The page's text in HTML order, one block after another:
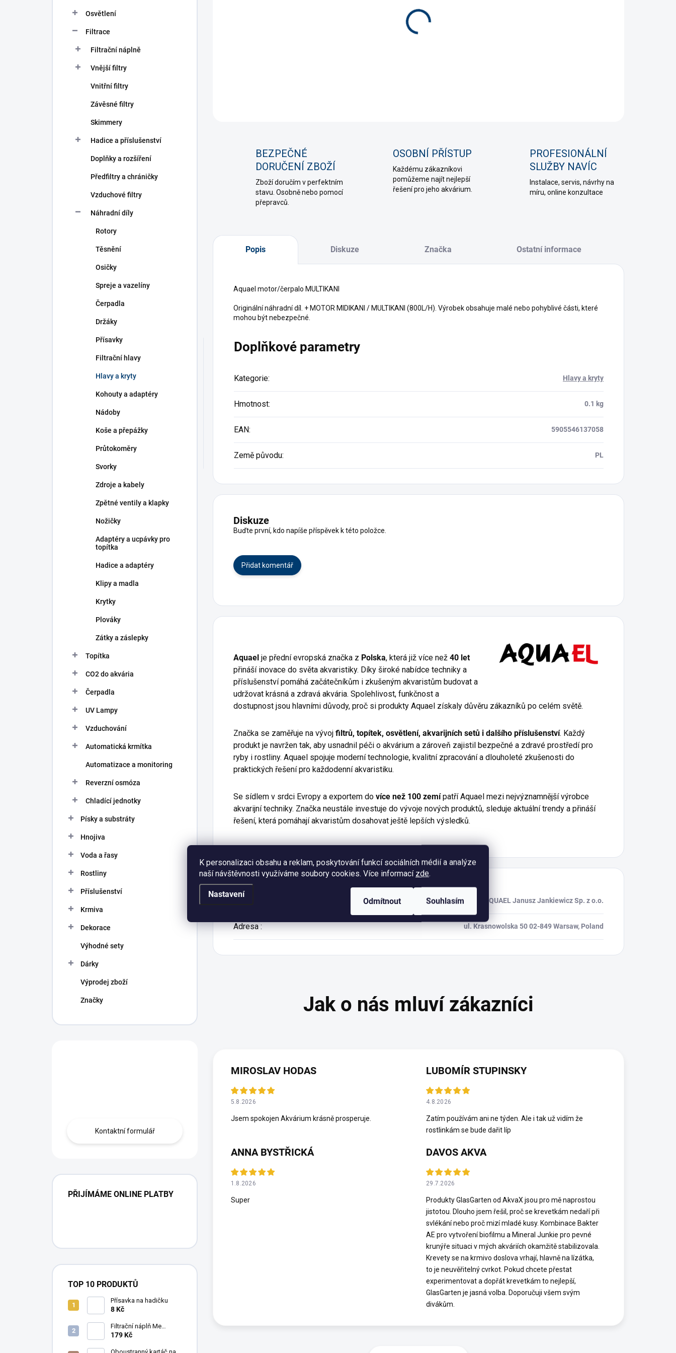
K personalizaci obsahu a reklam, poskytování funkcí sociálních médií a analýze
naší návštěvnosti využíváme soubory cookies. Více informací zde.
Nastavení
Odmítnout Souhlasím
Osvětlení
Filtrace
Filtrační náplně
Vnější filtry
Vnitřní filtry
Závěsné filtry
Skimmery
Hadice a příslušenství
Doplňky a rozšíření
Předfiltry a chráničky
Vzduchové filtry
Náhradní díly
Rotory
Těsnění
Osičky
Spreje a vazelíny
Čerpadla
Držáky
Přísavky
Filtrační hlavy
Hlavy a kryty
Kohouty a adaptéry
Nádoby
Koše a přepážky
Průtokoměry
Svorky
Zdroje a kabely
Zpětné ventily a klapky
Nožičky
Adaptéry a ucpávky pro
topítka
Hadice a adaptéry
Klipy a madla
Krytky
Plováky
Zátky a záslepky
Topítka
CO2 do akvária
Čerpadla
UV Lampy
Vzduchování
Automatická krmítka
Automatizace a monitoring
Reverzní osmóza
Chladící jednotky
Písky a substráty
Hnojiva
Voda a řasy
Rostliny
Příslušenství
Krmiva
Dekorace
Výhodné sety
Dárky
Výprodej zboží
Značky
Kontaktní formulář
PŘIJÍMÁME ONLINE PLATBY
TOP 10 PRODUKTŮ
Přísavka na hadičku
8 Kč
Filtrační náplň Me
Crystal Clear Resin, 30 g
179 Kč
BEZPEČNÉ
DORUČENÍ ZBOŽÍ
Zboží doručím v perfektním
stavu. Osobně nebo pomocí
přepravců.
OSOBNÍ PŘÍSTUP
Každému zákazníkovi
pomůžeme najít nejlepší
řešení pro jeho akvárium.
PROFESIONÁLNÍ
SLUŽBY NAVÍC
Instalace, servis, návrhy na
míru, online konzultace
Popis Diskuze Značka Ostatní informace
Aquael motor/čerpalo MULTIKANI
Originální náhradní díl. + MOTOR MIDIKANI / MULTIKANI (800L/H). Výrobek obsahuje malé nebo pohyblivé části, které
mohou být nebezpečné.
Doplňkové parametry
Kategorie: Hlavy a kryty
Hmotnost: 0.1 kg
EAN: 5905546137058
Země původu: PL
Diskuze
Buďte první, kdo napíše příspěvek k této položce.
Přidat komentář
Aquael je přední evropská značka z Polska, která již více než 40 let
přináší inovace do světa akvaristiky. Díky široké nabídce techniky a
příslušenství pomáhá začátečníkům i zkušeným akvaristům budovat a
udržovat krásná a zdravá akvária. Spolehlivost, funkčnost a
dostupnost jsou hlavními důvody, proč si produkty Aquael získaly důvěru zákazníků po celém světě.
Značka se zaměřuje na vývoj filtrů, topítek, osvětlení, akvarijních setů i dalšího příslušenství. Každý
produkt je navržen tak, aby usnadnil péči o akvárium a zároveň zajistil bezpečné a zdravé prostředí pro
ryby i rostliny. Aquael spojuje moderní technologie, kvalitní zpracování a dlouholeté zkušenosti do
praktických řešení pro každodenní akvaristiku.
Se sídlem v srdci Evropy a exportem do více než 100 zemípatří Aquael mezi nejvýznamnější výrobce
akvarijní techniky. Značka neustále investuje do vývoje nových produktů, sleduje aktuální trendy a přináší
řešení, která pomáhají akvaristům dosahovat ještě lepších výsledků.
AQUAEL Janusz Jankiewicz Sp. z o.o.
Adresa: ul. Krasnowolska 50 02-849 Warsaw, Poland
MIROSLAV HODAS
5.8.2026
Jsem spokojen Akvárium krásně prosperuje.
LUBOMÍR STUPINSKY
4.8.2026
Zatím používám ani ne týden. Ale i tak už vidím že
rostlinkám se bude dařit líp
ANNA BYSTŘICKÁ
1.8.2026
Super
DAVOS AKVA
29.7.2026
Produkty GlasGarten od AkvaX jsou pro mě naprostou
jistotou. Dlouho jsem řešil, proč se krevetkám nedaří při
svlékání nebo proč mizí mladé kusy. Kombinace Bakter
AE pro vytvoření biofilmu a Mineral Junkie pro pevné
krunýře situaci v mých akváriích okamžitě stabilizovala.
Krevety se na krmivo doslova vrhají, hlavně na lízátka,
to je neuvěřitelný cvrkot. Pokud chcete přestat
experimentovat a dopřát krevetkám to nejlepší,
GlasGarten je jasná volba. Doporučuji všem svým
divákům.